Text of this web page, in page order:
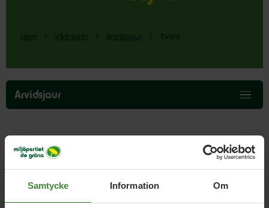
Samtycke Information Om
Hem Vårt parti Arvidsjaur Event
Hoppa
över
menyn
Arvidsjaur
Här hittar du events från vår del av landet.